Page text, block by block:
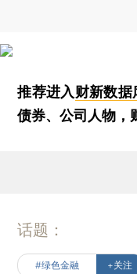
推荐进入财新数据
债券、公司人物，
话题：
#绿色金融 +关注